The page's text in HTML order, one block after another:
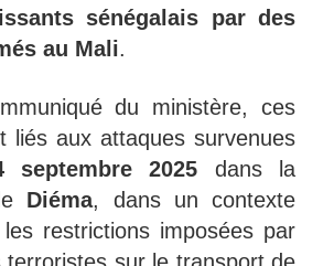
sénégalais par des
au Mali.
du ministère, ces
liés aux attaques survenues
2025 dans la
Diéma, dans un contexte
restrictions imposées par